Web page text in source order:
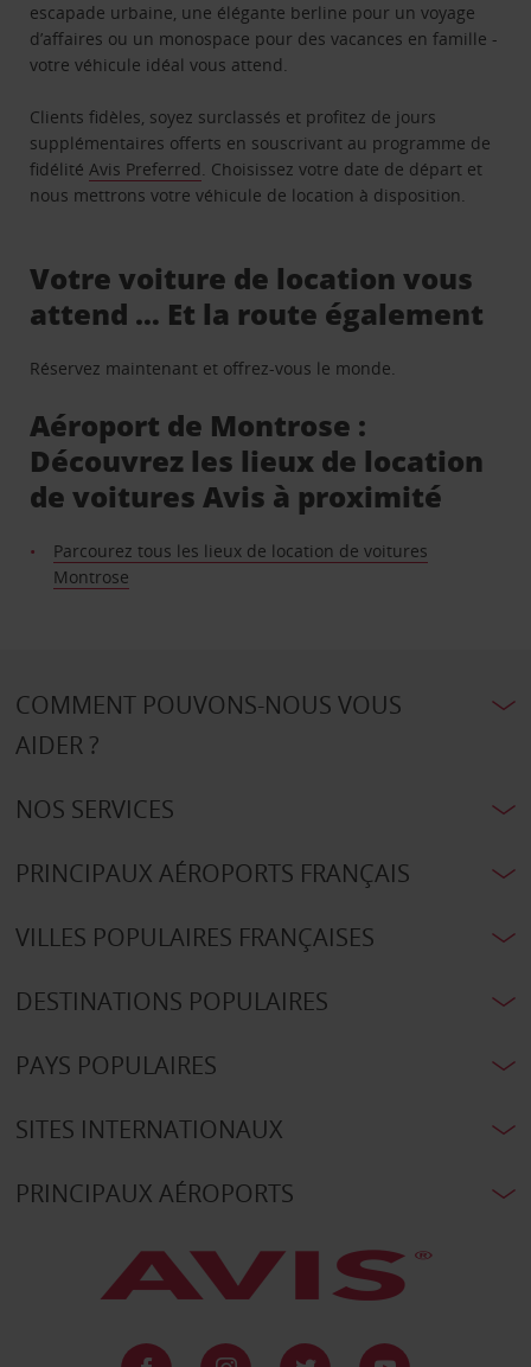
escapade urbaine, une élégante berline pour un voyage
d’affaires ou un monospace pour des vacances en famille -
votre véhicule idéal vous attend.
Clients fidèles, soyez surclassés et profitez de jours
supplémentaires offerts en souscrivant au programme de
fidélitéAvis Preferred. Choisissez votre date de départ et
nous mettrons votre véhicule de location à disposition.
Votre voiture de location vous
attend … Et la route également
Réservez maintenant et offrez-vous le monde.
Aéroport de Montrose :
Découvrez les lieux de location
de voitures Avis à proximité
Parcourez tous les lieux de location de voitures
Montrose
COMMENT POUVONS-NOUS VOUS
AIDER ?
NOS SERVICES
PRINCIPAUX AÉROPORTS FRANÇAIS
VILLES POPULAIRES FRANÇAISES
DESTINATIONS POPULAIRES
PAYS POPULAIRES
SITES INTERNATIONAUX
PRINCIPAUX AÉROPORTS